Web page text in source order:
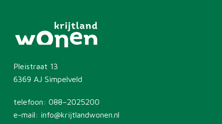
Pleistraat 13
6369 AJ Simpelveld
telefoon: 088–2025200
e-mail: info@krijtlandwonen.nl